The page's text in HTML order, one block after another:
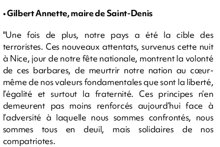
• Gilbert Annette, maire de Saint-Denis
"Une fois de plus, notre pays a été la cible des
terroristes. Ces nouveaux attentats, survenus cette nuit
à Nice, jour de notre fête nationale, montrent la volonté
de ces barbares, de meurtrir notre nation au cœur-
même de nos valeurs fondamentales que sont la liberté,
l’égalité et surtout la fraternité. Ces principes n’en
demeurent pas moins renforcés aujourd’hui face à
l’adversité à laquelle nous sommes confrontés, nous
sommes tous en deuil, mais solidaires de nos
compatriotes.